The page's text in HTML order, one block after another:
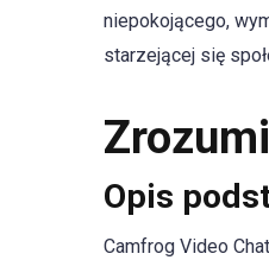
niepokojącego,
starzejącej się
Opis
Camfrog Video